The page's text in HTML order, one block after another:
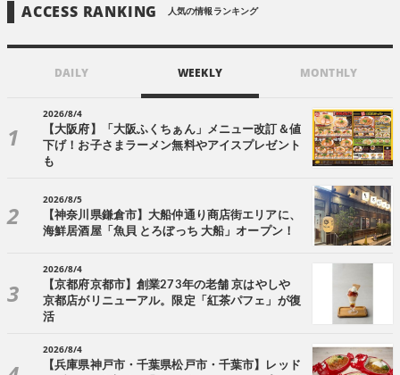
ACCESS RANKING 人気の情報ランキング
DAILY WEEKLY MONTHLY
2026/8/4
【大阪府】「大阪ふくちぁん」メニュー改訂＆値
下げ！お子さまラーメン無料やアイスプレゼント
も
2026/8/5
【神奈川県鎌倉市】大船仲通り商店街エリアに、
海鮮居酒屋「魚貝 とろぼっち 大船」オープン！
2026/8/4
【京都府京都市】創業273年の老舗 京はやしや
京都店がリニューアル。限定「紅茶パフェ」が復
活
2026/8/4
【兵庫県神戸市・千葉県松戸市・千葉市】レッド